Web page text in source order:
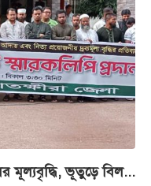
মূল্যবৃদ্ধি, ভূতুড়ে বিল...